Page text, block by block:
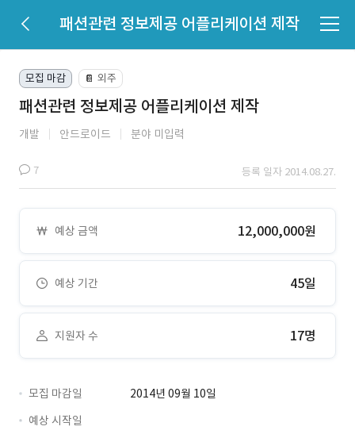
패션관련 정보제공 어플리케이션 제작
모집 마감 📔 외주
패션관련 정보제공 어플리케이션 제작
개발 안드로이드 분야 미입력
7 등록 일자 2014.08.27.
예상 금액 12,000,000원
예상 기간 45일
지원자 수 17명
모집 마감일
2014년 09월 10일
예상 시작일